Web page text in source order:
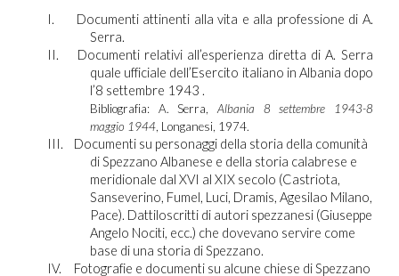
I.
Documenti attinenti alla vita e alla professione di A.
Serra.
II.
Documenti relativi all’esperienza diretta di A. Serra
quale ufficiale dell’Esercito italiano in Albania dopo
l’8 settembre 1943 .
Bibliografia: A. Serra, Albania 8 settembre 1943-8
maggio 1944 , Longanesi, 1974.
III.
Documenti su personaggi della storia della comunità
di Spezzano Albanese e della storia calabrese e
meridionale dal XVI al XIX secolo (Castriota,
Sanseverino, Fumel, Luci, Dramis, Agesilao Milano,
Pace). Dattiloscritti di autori spezzanesi (Giuseppe
Angelo Nociti, ecc.) che dovevano servire come
base di una storia di Spezzano.
IV.
Fotografie e documenti su alcune chiese di Spezzano